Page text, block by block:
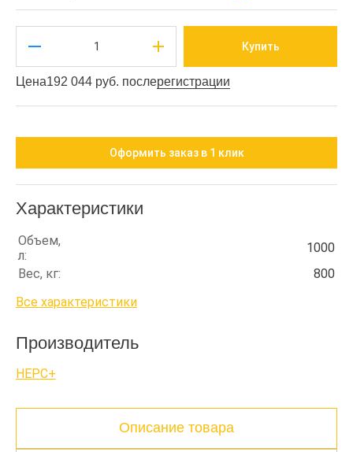
Купить
Цена192 044 руб. послерегистрации
Оформить заказ в 1 клик
Характеристики
Объем,
л:
1000
Вес, кг:
800
Все характеристики
Производитель
НЕРС+
Описание товара